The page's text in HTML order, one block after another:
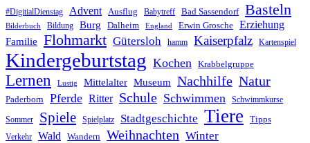
#DigitialDienstag Advent Ausflug Babytreff Bad Sassendorf Basteln
Bilderbuch Bildung Burg Dalheim England Erwin Grosche Erziehung
Familie Flohmarkt Gütersloh hamm Kaiserpfalz Kartenspiel
Kindergeburtstag Kochen Krabbelgruppe
Lernen Lustig Mittelalter Museum Nachhilfe Natur
Paderborn Pferde Ritter Schule Schwimmen Schwimmkurse
Sommer Spiele Spielplatz Stadtgeschichte Tiere Tipps
Verkehr Wald Wandern Weihnachten Winter